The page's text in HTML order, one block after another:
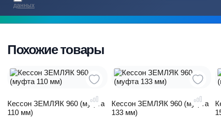
данных
Похожие товары
Кессон ЗЕМЛЯК 960 (муфта
110 мм)
Кессон ЗЕМЛЯК 960 (муфта
133 мм)